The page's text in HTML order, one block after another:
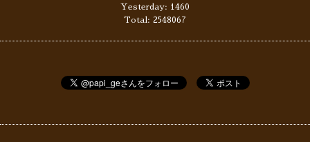
Yesterday: 1460
Total: 2548067